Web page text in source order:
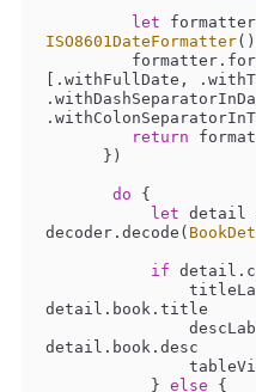
let formatter
ISO8601DateFormatter()
[.withFullDate,
return
do {
let detail
decoder.decode(
if
detail.book.title
detail.book.desc
           }
else {